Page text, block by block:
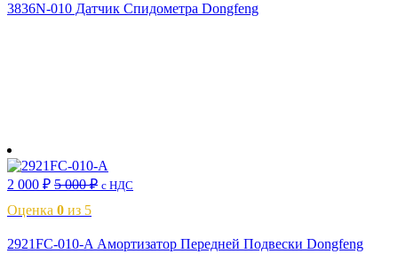
3836N-010 Датчик Спидометра Dongfeng
2 000 ₽ 5 000₽ с НДС
Оценка 0 из 5
2921FC-010-A Амортизатор Передней Подвески Dongfeng